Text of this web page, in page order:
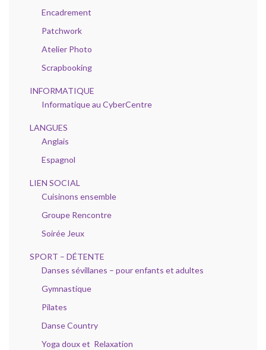
Encadrement
Patchwork
Atelier Photo
Scrapbooking
INFORMATIQUE
Informatique au CyberCentre
LANGUES
Anglais
Espagnol
LIEN SOCIAL
Cuisinons ensemble
Groupe Rencontre
Soirée Jeux
SPORT – DÉTENTE
Danses sévillanes – pour enfants et adultes
Gymnastique
Pilates
Danse Country
Yoga doux et Relaxation